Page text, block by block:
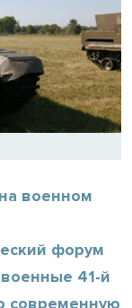
военном
форум
41-й
современную